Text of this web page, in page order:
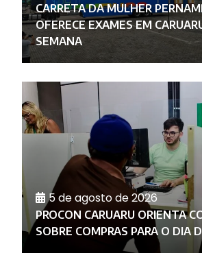
CARRETA DA MULHER
OFERECE EXAMES EM
SEMANA
5 de agosto de 2026
PROCON CARUARU ORIENTA
SOBRE COMPRAS PARA O DIA